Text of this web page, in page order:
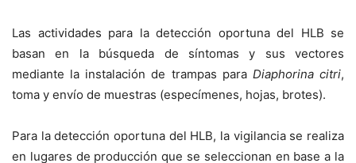
Las actividades para la detección oportuna del HLB se
basan en la búsqueda de síntomas y sus vectores
mediante la instalación de trampas para Diaphorina citri,
toma y envío de muestras (especímenes, hojas, brotes).
Para la detección oportuna del HLB, la vigilancia se realiza
en lugares de producción que se seleccionan en base a la